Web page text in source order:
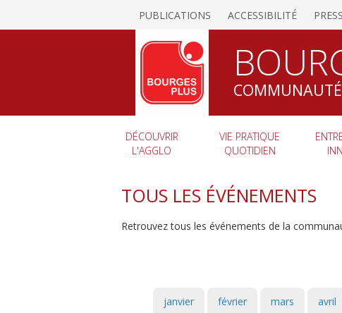
PUBLICATIONS ACCESSIBILITÉ
DÉCOUVRIR
L'AGGLO
VIE PRATIQUE
QUOTIDIEN
TOUS LES ÉVÉNEMENTS
Retrouvez tous les événements de la
janvier février mars avril